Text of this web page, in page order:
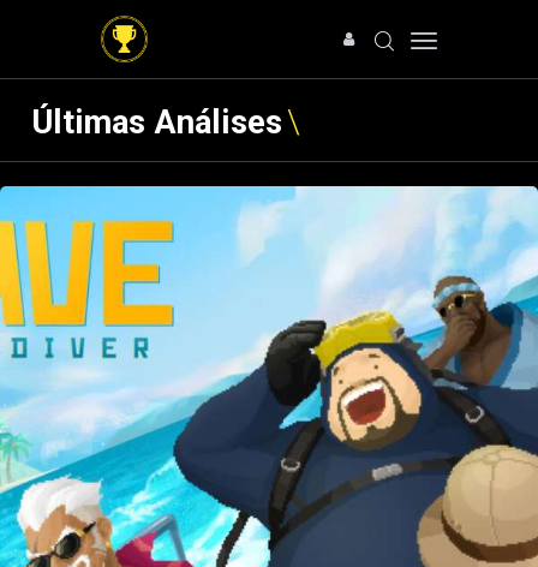
NOTÍCIAS
ARTIGOS
ANÁLISES
OFERTAS
SOBRE NÓS
Últimas Análises